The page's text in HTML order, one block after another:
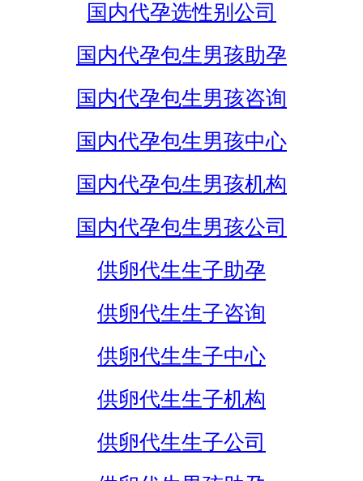
国内代孕选性别公司
国内代孕包生男孩助孕
国内代孕包生男孩咨询
国内代孕包生男孩中心
国内代孕包生男孩机构
国内代孕包生男孩公司
供卵代生生子助孕
供卵代生生子咨询
供卵代生生子中心
供卵代生生子机构
供卵代生生子公司